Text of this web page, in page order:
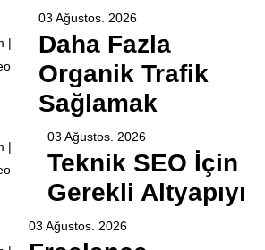
03 Ağustos. 2026
Daha Fazla
Organik Trafik
Sağlamak
03 Ağustos. 2026
Teknik SEO İçin
Gerekli Altyapıyı
03 Ağustos. 2026